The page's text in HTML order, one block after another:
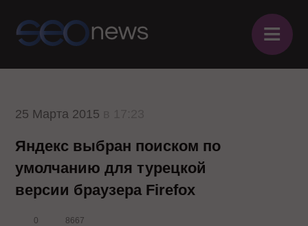
≡
25 Марта 2015
Яндекс выбран поиском по
умолчанию для турецкой
версии браузера Firefox
0 8667